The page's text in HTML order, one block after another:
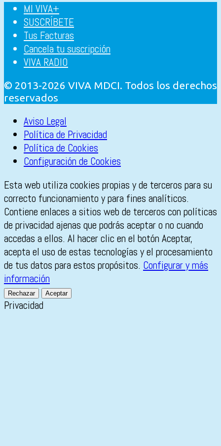
MI VIVA+
SUSCRÍBETE
Tus Facturas
Cancela tu suscripción
VIVA RADIO
© 2013-2026 VIVA MDCI. Todos los derechos
reservados
Aviso Legal
Política de Privacidad
Política de Cookies
Configuración de Cookies
Esta web utiliza cookies propias y de terceros para su
correcto funcionamiento y para fines analíticos.
Contiene enlaces a sitios web de terceros con políticas
de privacidad ajenas que podrás aceptar o no cuando
accedas a ellos. Al hacer clic en el botón Aceptar,
acepta el uso de estas tecnologías y el procesamiento
de tus datos para estos propósitos. Configurar y más
información
Rechazar Aceptar
Privacidad